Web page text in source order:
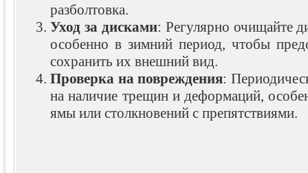
разболтовка.
Уход за дисками: Регулярно очищайте
особенно в зимний период, чтобы
сохранить их внешний вид.
Проверка на повреждения:
на наличие трещин и деформаций,
ямы или столкновений с препятствиями.